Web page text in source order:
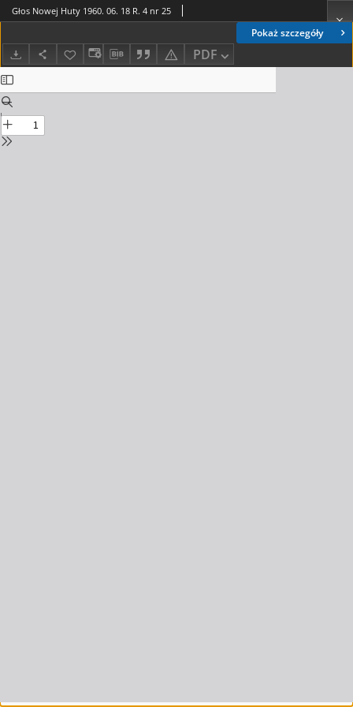
Pokaż szczegóły
PDF
Głos Nowej Huty 1960. 06. 18 R. 4 nr 25